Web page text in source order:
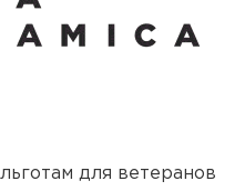
для ветеранов